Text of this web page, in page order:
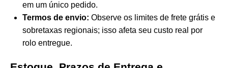
em um único pedido.
Termos de envio: Observe os limites de frete grátis e
sobretaxas regionais; isso afeta seu custo real por
rolo entregue.